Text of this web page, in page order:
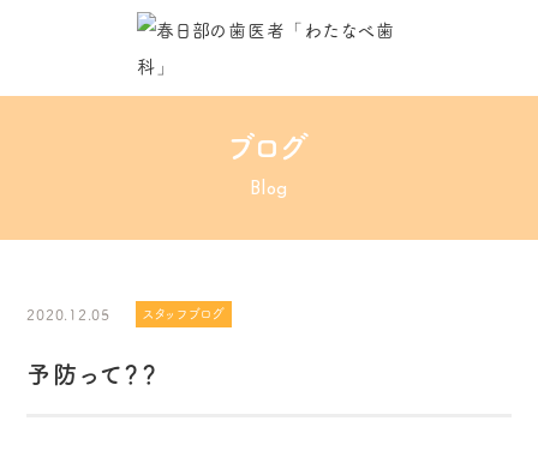
ブログ
Blog
2020.12.05 スタッフブログ
予防って？？